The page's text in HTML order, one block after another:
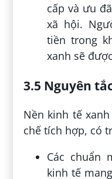
cấp và ưu
xã hội.
tiền trong
xanh sẽ
3.5 Nguyên
Nền kinh tế
chế tích hợp, có
Các chuẩn
kinh tế